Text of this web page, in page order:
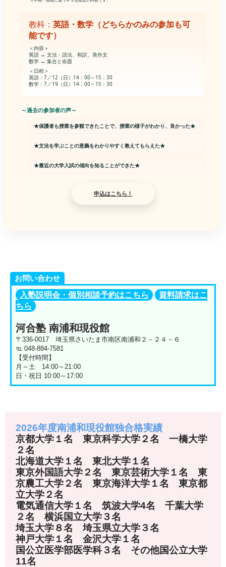
教科： 英語・数学（どちらかのみの参加も可
能です）
＜内容＞
英語 → 文法・語法、和訳、英作文
数学 → 集合と命題
＜日程＞
英語：7／12（日）14：00～15：30
数学：7／19（日）14：00～15：30
～過去の参加者の声～
★保護者も授業を参観できたことで、授業の様子がわかり、良かった★
★文法を学ぶことの意義をわかりやすく教えてもらえた★
★最近の大学入試の傾向を知ることができた★
申込はこちら！
お問い合わせ
入塾説明会・個別相談予約はこちら
資料請求はこ
ちら
河合塾 南浦和現役館
〒336-0017 埼玉県さいたま市南区南浦和２－２４－６
℡ 048-884-7581
【受付時間】
月～土 14:00～21:00
日・祝日 10:00～17:00
2026年度南浦和現役館独合格実績
京都大学１名 東京科学大学２名 一橋大学
２名
北海道大学１名 東北大学１名
東京外国語大学２名 東京芸術大学１名 東
京農工大学２名 東京海洋大学１名 東京都
立大学２名
電気通信大学１名 筑波大学4名 千葉大学
２名 横浜国立大学３名
埼玉大学８名 埼玉県立大学３名
神戸大学１名 金沢大学１名
国公立医学部医学科３名 その他国公立大学
11名